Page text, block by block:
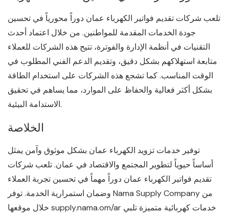
تلعب شركات تقديم فواتير الكهرباء عمان دوراً محورياً في تحسين
جودة الخدمات المقدمة للمواطنين. من خلال اعتماد أحدث
التقنيات في أنظمة الإدارة والفوترة، تتيح هذه الشركات للعملاء
متابعة استهلاكهم بشكل دقيق، وتقديم الدعم الفني المطلوب في
الوقت المناسب. كما تشجع هذه الشركات على استخدام الطاقة
بشكل أكثر فعالية والحفاظ على الموارد، مما يساهم في تحقيق
الاستدامة البيئية.
الخلاصة
توفير خدمات تزويد الكهرباء عمان بشكل موثوق وآمن يمثل
أساساً حيوياً لتطوير المجتمع والاقتصاد في عمان. تلعب شركات
تقديم فواتير الكهرباء عمان دوراً مهماً في تحسين تجربة العملاء
وضمان استمرارية الخدمة. توفر Nama Supply Company من
خلال موقعها supply.nama.om/ar خدمات كهربائية متميزة تلبي